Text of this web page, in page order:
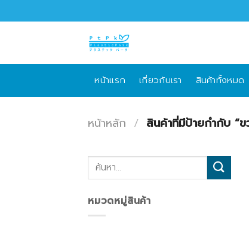
to
หน้าแรก เกี่ยวกับเรา สินค้าทั้งหมด
หน้าหลัก / สินค้าที่มีป้ายกำกับ “
ค้นหา:
หมวดหมู่สินค้า